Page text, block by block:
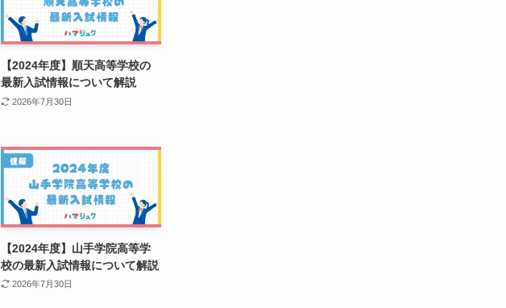
【2024年度】順天高等学校の
最新入試情報について解説
2026年7月30日
【2024年度】山手学院高等学
校の最新入試情報について解説
2026年7月30日